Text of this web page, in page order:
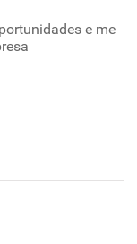
e me